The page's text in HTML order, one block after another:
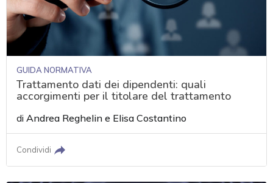
GUIDA NORMATIVA
Trattamento dati dei dipendenti: quali
accorgimenti per il titolare del trattamento
diAndrea Reghelin e Elisa Costantino
Condividi